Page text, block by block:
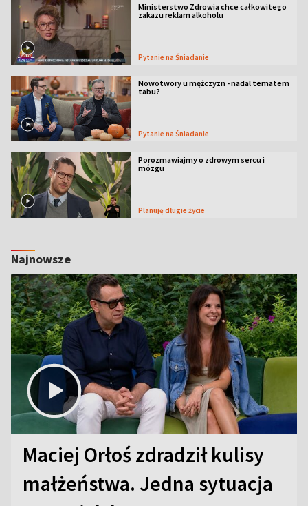
Ministerstwo Zdrowia chce całkowitego
zakazu reklam alkoholu
Pytanie na Śniadanie
Nowotwory u mężczyzn - nadal tematem
tabu?
Pytanie na Śniadanie
Porozmawiajmy o zdrowym sercu i
mózgu
Planuję długie życie
Najnowsze
Maciej Orłoś zdradził kulisy
małżeństwa. Jedna sytuacja